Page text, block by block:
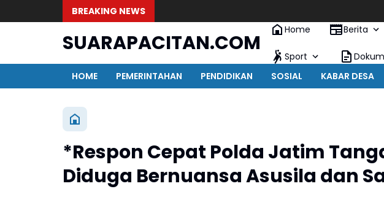
BREAKING NEWS
SUARAPACITAN.COM
Home Berita
Sport
HOME
PEMERINTAHAN PENDIDIKAN SOSIAL KABAR DESA
*Respon Cepat Polda Jatim
Diduga Bernuansa Asusila dan